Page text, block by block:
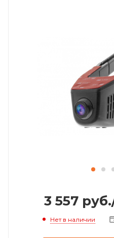
3 557 руб.
Нет в наличии